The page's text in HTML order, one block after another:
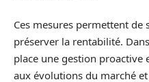
Ces mesures permettent de
préserver la rentabilité.
place une gestion proactive
aux évolutions du marché